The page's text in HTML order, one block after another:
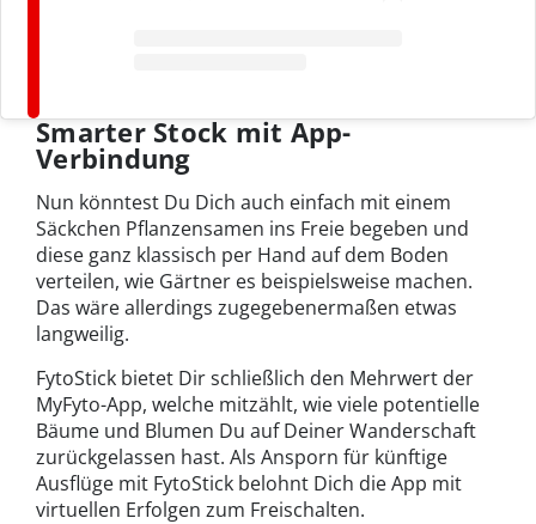
Smarter Stock mit App-
Verbindung
Nun könntest Du Dich auch einfach mit einem
Säckchen Pflanzensamen ins Freie begeben und
diese ganz klassisch per Hand auf dem Boden
verteilen, wie Gärtner es beispielsweise machen.
Das wäre allerdings zugegebenermaßen etwas
langweilig.
FytoStick bietet Dir schließlich den Mehrwert der
MyFyto-App, welche mitzählt, wie viele potentielle
Bäume und Blumen Du auf Deiner Wanderschaft
zurückgelassen hast. Als Ansporn für künftige
Ausflüge mit FytoStick belohnt Dich die App mit
virtuellen Erfolgen zum Freischalten.